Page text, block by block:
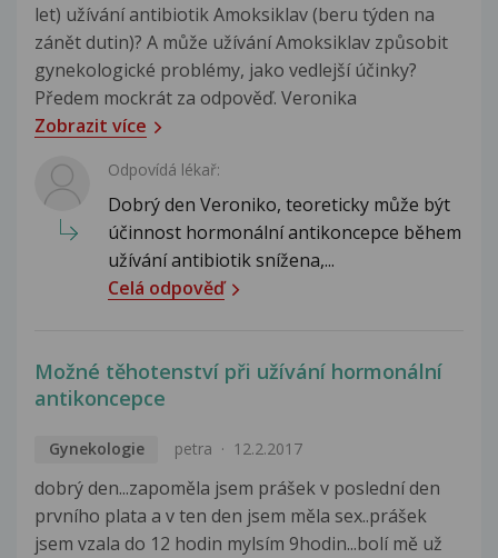
let) užívání antibiotik Amoksiklav (beru týden na
zánět dutin)? A může užívání Amoksiklav způsobit
gynekologické problémy, jako vedlejší účinky?
Předem mockrát za odpověď. Veronika
Zobrazit více
Odpovídá lékař:
Dobrý den Veroniko, teoreticky může být
účinnost hormonální antikoncepce během
užívání antibiotik snížena,...
Celá odpověď
Možné těhotenství při užívání hormonální
antikoncepce
Gynekologie petra 12.2.2017
dobrý den...zapoměla jsem prášek v poslední den
prvního plata a v ten den jsem měla sex..prášek
jsem vzala do 12 hodin mylsím 9hodin...bolí mě už